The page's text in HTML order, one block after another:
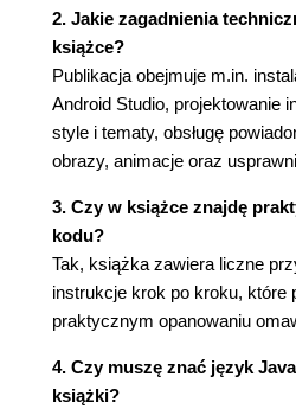
3.1. Style (101)
3.2. Dziedziczenie stylów
3.3. Tematy (107)
3.4. Obrazy typu Nine-
3.5. Selektory (112)
3.6. Kształty (115)
4.1. Aktywności (123)
4.2. Okna dialogowe (130)
4.2.1. Okna
4.2.2. Informacyjne
4.3.1. Intencje jawne
2. Jakie zagadnienia
książce?
Publikacja obejmuje m.in.
Android Studio, projektowanie
style i tematy, obsługę
obrazy, animacje oraz
3. Czy w książce znajdę
kodu?
Tak, książka zawiera liczne
instrukcje krok po kroku, które
praktycznym opanowaniu
4. Czy muszę znać język
książki?